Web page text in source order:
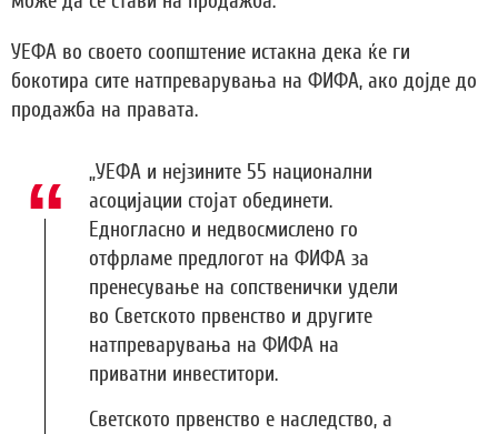
УЕФА во своето соопштение истакна дека ќе ги
бокотира сите натпреварувања на ФИФА, ако дојде до
продажба на правата.
„УЕФА и нејзините 55 национални
асоцијации стојат обединети.
Едногласно и недвосмислено го
отфрламе предлогот на ФИФА за
пренесување на сопственички удели
во Светското првенство и другите
натпреварувања на ФИФА на
приватни инвеститори.
Светското првенство е наследство, а